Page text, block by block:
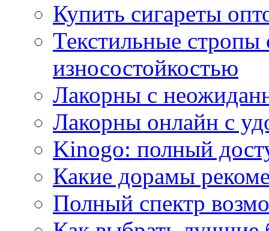
Купить сигареты
Текстильные
износостойкостью
Лакорны с
Лакорны онлайн с
Kinogo: полный
Какие дорамы
Полный спектр